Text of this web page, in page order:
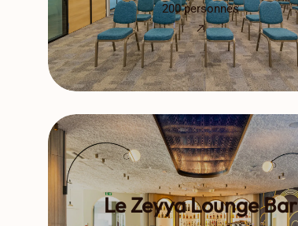
200 personnes
Le Zeyya Lounge Bar